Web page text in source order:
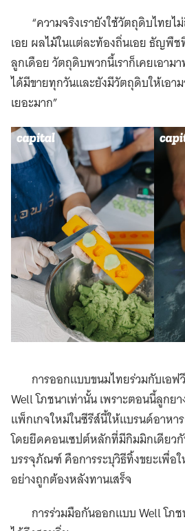
“ความจริงเรายังใช้วัตถุดิบไทย
เอย ผลไม้ในแต่ละท้องถิ่นเอย ธัญพืช
ลูกเดือย วัตถุดิบพวกนี้เราก็เคยเอาม
ได้มีขายทุกวันและยังมีวัตถุดิบให้เอ
เยอะมาก”
การออกแบบขนมไทยร่วมกับเอฟ
Well โภชนาเท่านั้น เพราะตอนนี้ลูกย
แพ็กเกจใหม่ในซีรีส์นี้ให้แบรนด์อาหา
โดยยึดคอนเซปต์หลักที่มีกิมมิกเดียว
บรรจุภัณฑ์ คือการระบุวิธีทิ้งขยะเพื่อ
อย่างถูกต้องหลังทานเสร็จ
การร่วมมือกันออกแบบ Well โภ